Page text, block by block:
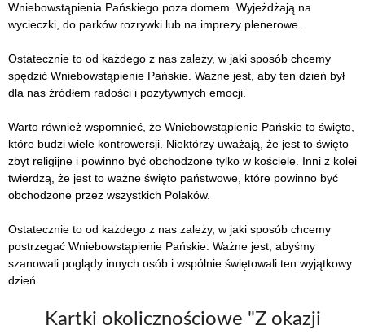
Wniebowstąpienia Pańskiego poza domem. Wyjeżdżają na
wycieczki, do parków rozrywki lub na imprezy plenerowe.
Ostatecznie to od każdego z nas zależy, w jaki sposób chcemy
spędzić Wniebowstąpienie Pańskie. Ważne jest, aby ten dzień był
dla nas źródłem radości i pozytywnych emocji.
Warto również wspomnieć, że Wniebowstąpienie Pańskie to święto,
które budzi wiele kontrowersji. Niektórzy uważają, że jest to święto
zbyt religijne i powinno być obchodzone tylko w kościele. Inni z kolei
twierdzą, że jest to ważne święto państwowe, które powinno być
obchodzone przez wszystkich Polaków.
Ostatecznie to od każdego z nas zależy, w jaki sposób chcemy
postrzegać Wniebowstąpienie Pańskie. Ważne jest, abyśmy
szanowali poglądy innych osób i wspólnie świętowali ten wyjątkowy
dzień.
Kartki okolicznościowe "Z okazji